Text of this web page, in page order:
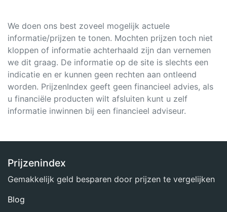
We doen ons best zoveel mogelijk actuele
informatie/prijzen te tonen. Mochten prijzen toch niet
kloppen of informatie achterhaald zijn dan vernemen
we dit graag. De informatie op de site is slechts een
indicatie en er kunnen geen rechten aan ontleend
worden. PrijzenIndex geeft geen financieel advies, als
u financiële producten wilt afsluiten kunt u zelf
informatie inwinnen bij een financieel adviseur.
Prijzenindex
Gemakkelijk geld besparen door prijzen te vergelijken
Blog